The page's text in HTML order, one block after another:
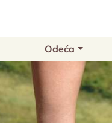
Odeća